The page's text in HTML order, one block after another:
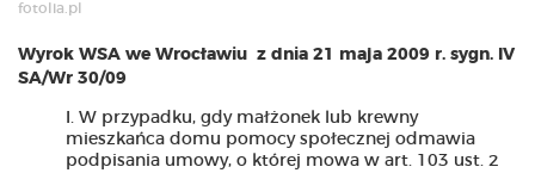
fotolia.pl
Wyrok WSA we Wrocławiu z dnia 21 maja 2009 r. sygn. IV
SA/Wr 30/09
W przypadku, gdy małżonek lub krewny
mieszkańca domu pomocy społecznej odmawia
podpisania umowy, o której mowa w art. 103 ust. 2